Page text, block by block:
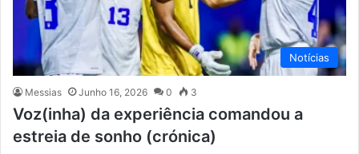
Notícias
Messias Junho 16, 2026 0 3
Voz(inha) da experiência comandou a
estreia de sonho (crónica)